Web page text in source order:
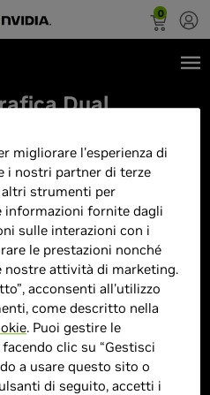
0
Dual
GeForce
4.0, 1 HDMI
1.4a, DUAL-
migliorare l'esperienza di
i nostri partner di terze
strumenti per
informazioni fornite dagli
sulle interazioni con i
le prestazioni nonché
nostre attività di marketing.
acconsenti all'utilizzo
come descritto nella
. Puoi gestire le
clic su “Gestisci
a usare questo sito o
di seguito, accetti i